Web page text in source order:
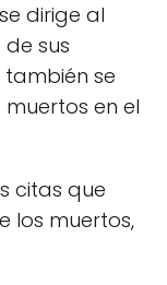
dirige al
sus
también se
en el
citas que
los muertos,